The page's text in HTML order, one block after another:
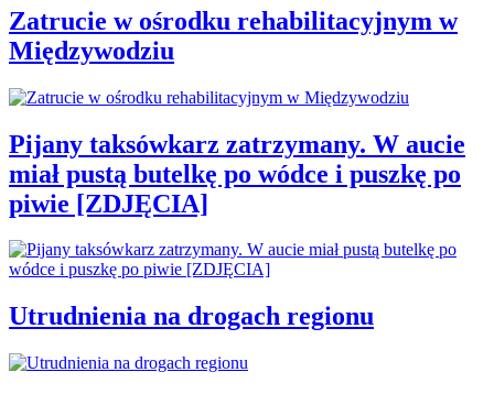
Zatrucie w ośrodku rehabilitacyjnym w
Międzywodziu
Pijany taksówkarz zatrzymany. W aucie
miał pustą butelkę po wódce i puszkę po
piwie [ZDJĘCIA]
Utrudnienia na drogach regionu